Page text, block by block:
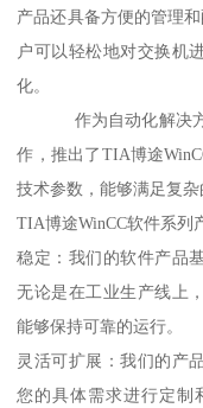
产品还具备方便的管理
户可以轻松地对交换机
化。
作为自动化解决方案
作，推出了TIA博途
技术参数，能够满足复杂
TIA博途WinCC软件系列
稳定：我们的软件产品
无论是在工业生产线上
能够保持可靠的运行。
灵活可扩展：我们的产
您的具体需求进行定制